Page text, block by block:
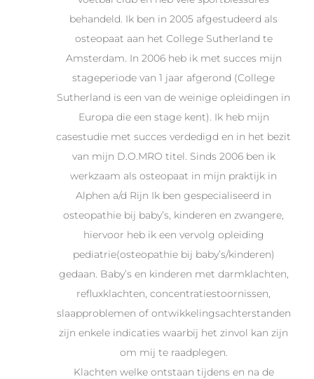
behandeld. Ik ben in 2005 afgestudeerd als
osteopaat aan het College Sutherland te
Amsterdam. In 2006 heb ik met succes mijn
stageperiode van 1 jaar afgerond (College
Sutherland is een van de weinige opleidingen in
Europa die een stage kent). Ik heb mijn
casestudie met succes verdedigd en in het bezit
van mijn D.O.MRO titel. Sinds 2006 ben ik
werkzaam als osteopaat in mijn praktijk in
Alphen a/d Rijn Ik ben gespecialiseerd in
osteopathie bij baby’s, kinderen en zwangere,
hiervoor heb ik een vervolg opleiding
pediatrie(osteopathie bij baby’s/kinderen)
gedaan. Baby’s en kinderen met darmklachten,
refluxklachten, concentratiestoornissen,
slaapproblemen of ontwikkelingsachterstanden
zijn enkele indicaties waarbij het zinvol kan zijn
om mij te raadplegen.
Klachten welke ontstaan tijdens en na de